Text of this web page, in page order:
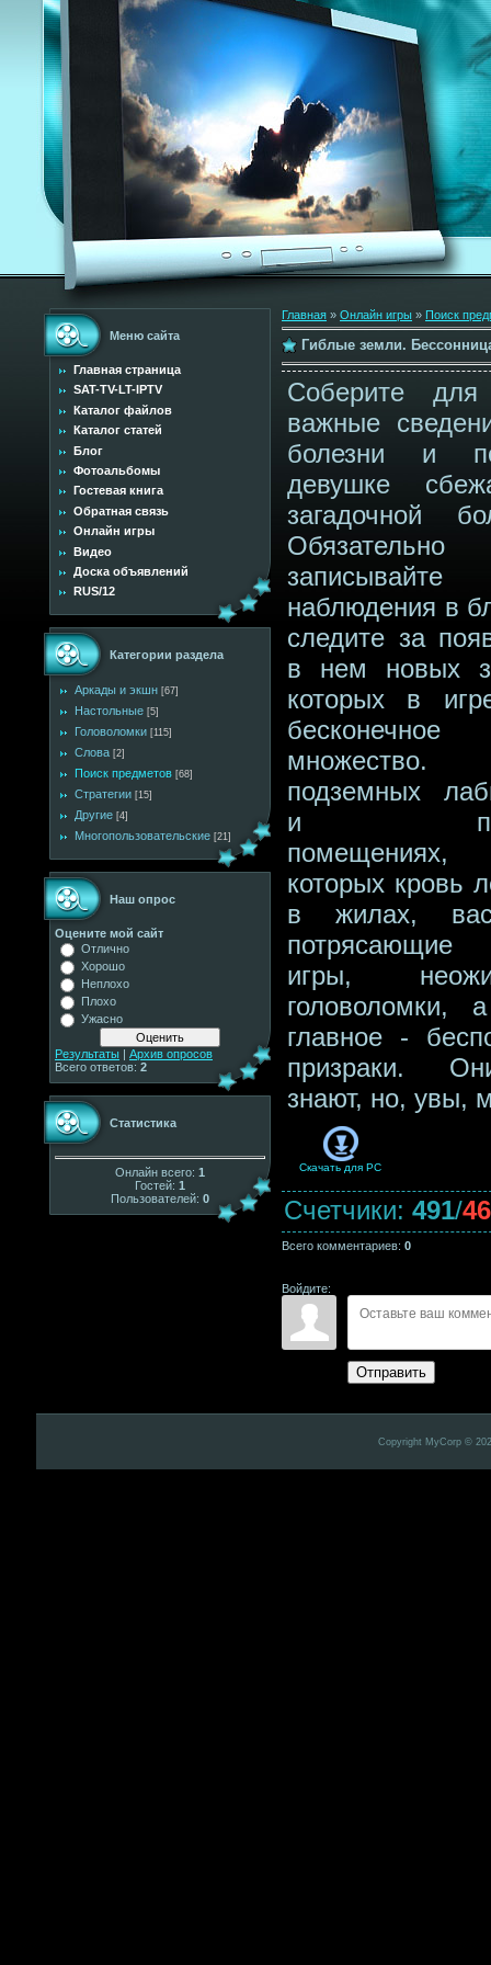
Меню сайта
Главная страница
SAT-TV-LT-IPTV
Каталог файлов
Каталог статей
Блог
Фотоальбомы
Гостевая книга
Обратная связь
Онлайн игры
Видео
Доска объявлений
RUS/12
Категории раздела
Аркады и экшн [67]
Настольные [5]
Головоломки [115]
Слова [2]
Поиск предметов [68]
Стратегии [15]
Другие [4]
Многопользовательские [21]
Наш опрос
Оцените мой сайт
Отлично
Хорошо
Неплохо
Плохо
Ужасно
Результаты | Архив опросов
Всего ответов: 2
Статистика
Онлайн всего: 1
Гостей: 1
Пользователей: 0
Главная » Онлайн игры » Поиск
Гиблые земли.
Соберите
важные
болезни и
девушке
загадочной
Обязательно
наблюдения в
следите за
в нем новых
которых в
бесконечное
подземных
и
которых кровь
в жилах,
игры,
головоломки,
главное -
призраки.
знают, но, увы,
Скачать для PC
Счетчики: 491/
Всего комментариев: 0
Войдите:
Отправить
Copyright MyCorp ©